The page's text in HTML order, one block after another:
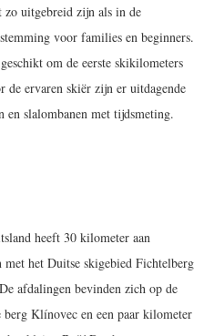
zo uitgebreid zijn als in de
voor families en beginners.
om de eerste skikilometers
de ervaren skiër zijn er uitdagende
en slalombanen met tijdsmeting.
heeft 30 kilometer aan
het Duitse skigebied Fichtelberg
afdalingen bevinden zich op de
Klínovec en een paar kilometer